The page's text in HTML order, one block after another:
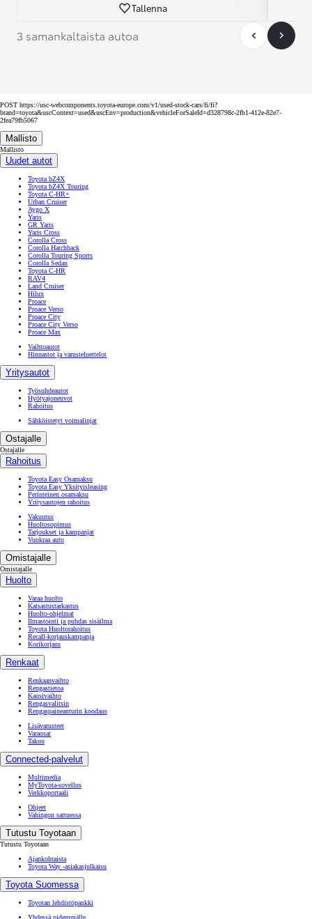
Tallenna
3 samankaltaista autoa
POST https://usc-webcomponents.toyota-europe.com/v1/used-stock-cars/fi/fi?
brand=toyota&uscContext=used&uscEnv=production&vehicleForSaleId=d328798c-2fb1-412e-82e7-
2fea79fb5067
Mallisto
Mallisto
Uudet autot
Toyota bZ4X
Toyota bZ4X Touring
Toyota C-HR+
Urban Cruiser
Aygo X
Yaris
GR Yaris
Yaris Cross
Corolla Cross
Corolla Hatchback
Corolla Touring Sports
Corolla Sedan
Toyota C-HR
RAV4
Land Cruiser
Hilux
Proace
Proace Verso
Proace City
Proace City Verso
Proace Max
Vaihtoautot
Hinnastot ja varusteluettelot
Yritysautot
Työsuhdeautot
Hyötyajoneuvot
Rahoitus
Sähköistetyt voimalinjat
Ostajalle
Ostajalle
Rahoitus
Toyota Easy Osamaksu
Toyota Easy Yksityisleasing
Perinteinen osamaksu
Yritysautojen rahoitus
Vakuutus
Huoltosopimus
Tarjoukset ja kampanjat
Vuokraa auto
Omistajalle
Omistajalle
Huolto
Varaa huolto
Katsastustarkastus
Huolto-ohjelmat
Ilmastointi ja puhdas sisäilma
Toyota Huoltorahoitus
Recall-korjauskampanja
Korikorjaus
Renkaat
Renkaanvaihto
Rengastietoa
Kausivaihto
Rengasvalitsin
Rengaspaineanturin koodaus
Lisävarusteet
Varaosat
Takuu
Connected-palvelut
Multimedia
MyToyota-sovellus
Verkkoportaali
Ohjeet
Vahingon sattuessa
Tutustu Toyotaan
Tutustu Toyotaan
Ajankohtaista
Toyota Way -asiakasjulkaisu
Toyota Suomessa
Toyotan lehdistöpankki
Yhdessä pidemmälle